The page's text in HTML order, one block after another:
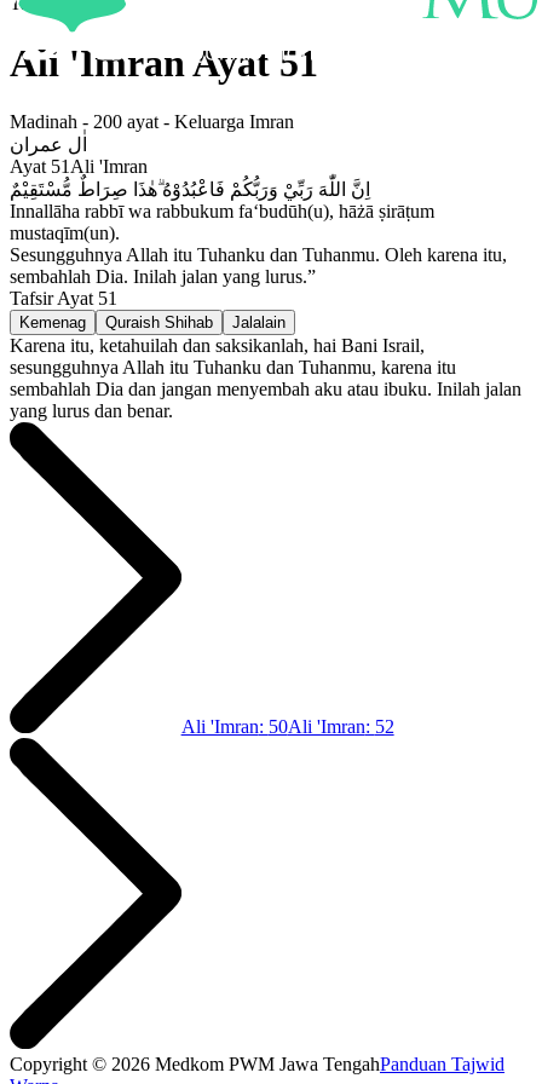
Ali 'ImranAyat 51
Madinah - 200 ayat - Keluarga Imran
اٰل عمران
Ayat 51 Ali 'Imran
اِنَّ اللّٰهَ رَبِّيْ وَرَبُّكُمْ فَاعْبُدُوْهُ ۗهٰذَا صِرَاطٌ مُّسْتَقِيْمٌ
Innallāha rabbī wa rabbukum fa‘budūh(u), hāżā ṣirāṭum
mustaqīm(un).
Sesungguhnya Allah itu Tuhanku dan Tuhanmu. Oleh karena itu,
sembahlah Dia. Inilah jalan yang lurus.”
Tafsir Ayat 51
Kemenag Quraish Shihab Jalalain
Karena itu, ketahuilah dan saksikanlah, hai Bani Israil,
sesungguhnya Allah itu Tuhanku dan Tuhanmu, karena itu
sembahlah Dia dan jangan menyembah aku atau ibuku. Inilah jalan
yang lurus dan benar.
Ali 'Imran: 50Ali 'Imran: 52
Copyright © 2026 Medkom PWM Jawa TengahPanduan Tajwid